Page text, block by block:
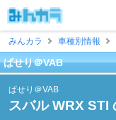
みんカラ
車種別情報
ぱせり＠VAB
ぱせり＠VAB
スバル WRX STI